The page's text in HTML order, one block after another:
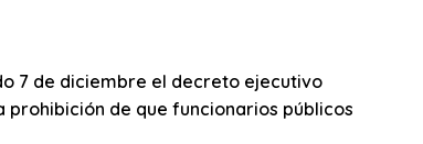
7 de diciembre el decreto ejecutivo
prohibición de que funcionarios públicos